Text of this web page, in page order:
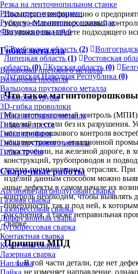
Резка на ленточнопильном станке
Резка пресс-ножницами
Рубка на гильотинных ножницах
Фигурная резка труб
Гибка металла
Вальцовка листового металла
Вальцовка профиля
Вальцовка пруткового металла
Вальцовка трубы
3D-гибка проволоки
Гибка листового металла
Гибка на прессе
Гибка профиля
Гибка пруткового металла
Гибка трубы
Сварочные работы
Аргонная (аргонодуговая) сварка
Газовая сварка
Газопрессовая сварка
Диффузионная сварка
Дугопрессовая сварка
Контактная сварка
Кузнечная сварка
Лазерная сварка
Наплавка
Пайка
Посмотрите информацию о
услугу «Магнитопорошковый
Возможно вы найдете подходящего
Тамбовская область (2)
Липецкая область (1) Ростовская
область(0) Курская область (0)
Луганская Народная Республика (0)
Что такое
Магнитопорошковый контроль (МПИ)
изделий из стали без их разрушения.
магнитопорошкового контроля
машиностроении, авиационной
судостроении, на железной дороге, в
конструкций, трубопроводов и
других промышленных отраслях. При
изделий данным способом можно
иные дефекты в самом начале их
контроль необходим, чтобы выявлять
поверхности, так и под ней, к
расслоения, а также неправильная
сварке.
Принцип МПД
В той части детали, где нет
не изменяет направление,